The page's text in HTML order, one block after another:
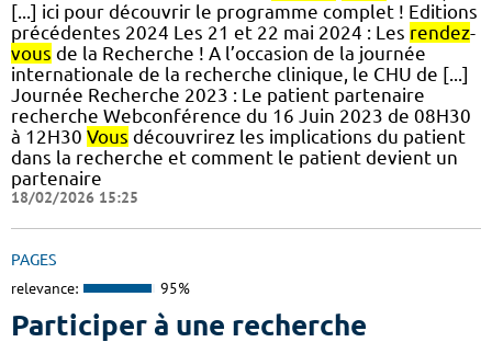
[...] ici pour découvrir le programme complet ! Editions
précédentes 2024 Les 21 et 22 mai 2024 : Les rendez-
vous de la Recherche ! A l’occasion de la journée
internationale de la recherche clinique, le CHU de [...]
Journée Recherche 2023 : Le patient partenaire
recherche Webconférence du 16 Juin 2023 de 08H30
à 12H30 Vous découvrirez les implications du patient
dans la recherche et comment le patient devient un
partenaire
18/02/2026 15:25
PAGES
relevance: 95%
Participer à une recherche